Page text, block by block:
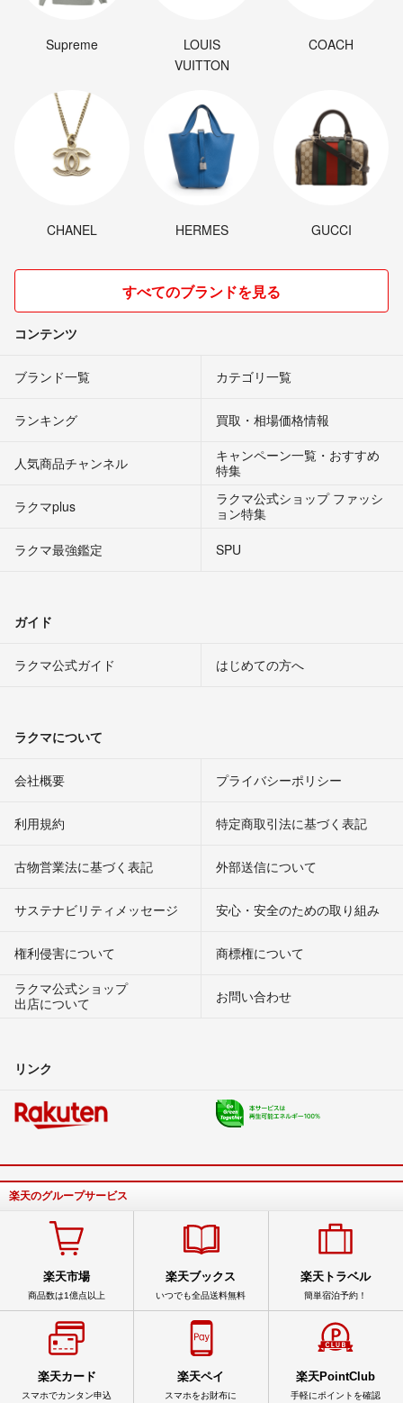
Supreme
LOUIS
VUITTON
COACH
CHANEL HERMES GUCCI
すべてのブランドを見る
コンテンツ
ブランド一覧 カテゴリ一覧
ランキング 買取・相場価格情報
人気商品チャンネル
キャンペーン一覧・おすすめ
特集
ラクマplus
ラクマ公式ショップ ファッシ
ョン特集
ラクマ最強鑑定
SPU
ガイド
ラクマ公式ガイド はじめての方へ
ラクマについて
会社概要 プライバシーポリシー
利用規約 特定商取引法に基づく表記
古物営業法に基づく表記 外部送信について
サステナビリティメッセージ 安心・安全のための取り組み
権利侵害について
商標権について
ラクマ公式ショップ
出店について
お問い合わせ
リンク
楽天のグループサービス
楽天市場
商品数は1億点以上
楽天ブックス
いつでも全品送料無料
楽天トラベル
簡単宿泊予約！
楽天カード
スマホでカンタン申込
楽天ペイ
スマホをお財布に
楽天PointClub
手軽にポイントを確認